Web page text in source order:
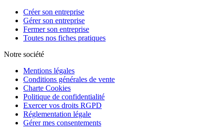
Créer son entreprise
Gérer son entreprise
Fermer son entreprise
Toutes nos fiches pratiques
Notre société
Mentions légales
Conditions générales de vente
Charte Cookies
Politique de confidentialité
Exercer vos droits RGPD
Réglementation légale
Gérer mes consentements